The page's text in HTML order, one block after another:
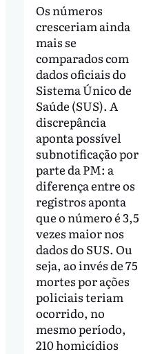
Os números
cresceriam ainda
mais se
comparados com
dados oficiais do
Sistema Único de
Saúde (SUS). A
discrepância
aponta possível
subnotificação por
parte da PM: a
diferença entre os
registros aponta
que o número é 3,5
vezes maior nos
dados do SUS. Ou
seja, ao invés de 75
mortes por ações
policiais teriam
ocorrido, no
mesmo período,
210 homicídios